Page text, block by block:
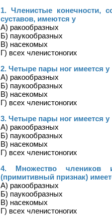
1. Членистые конечности,
суставов, имеются у
А) ракообразных
Б) паукообразных
В) насекомых
Г) всех членистоногих
2. Четыре пары ног имеется у
А) ракообразных
Б) паукообразных
В) насекомых
Г) всех членистоногих
3. Четыре пары ног имеется у
А) ракообразных
Б) паукообразных
В) насекомых
Г) всех членистоногих
4. Множество члеников
(примитивный признак)
А) ракообразных
Б) паукообразных
В) насекомых
Г) всех членистоногих